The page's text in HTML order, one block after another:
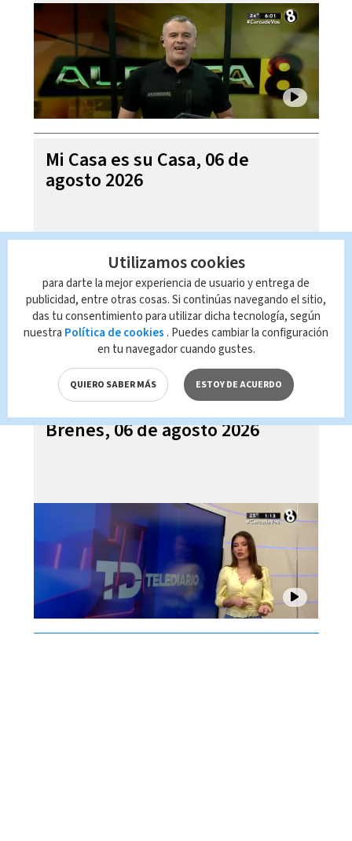
Mi Casa es su Casa, 06 de
agosto 2026
Telediario En Directo con Paula
Brenes, 06 de agosto 2026
Utilizamos cookies
para darte la mejor experiencia de usuario y entrega de
publicidad, entre otras cosas. Si continúas navegando el sitio,
das tu consentimiento para utilizar dicha tecnología, según
nuestra Política de cookies . Puedes cambiar la configuración
en tu navegador cuando gustes.
QUIERO SABER MÁS ESTOY DE ACUERDO